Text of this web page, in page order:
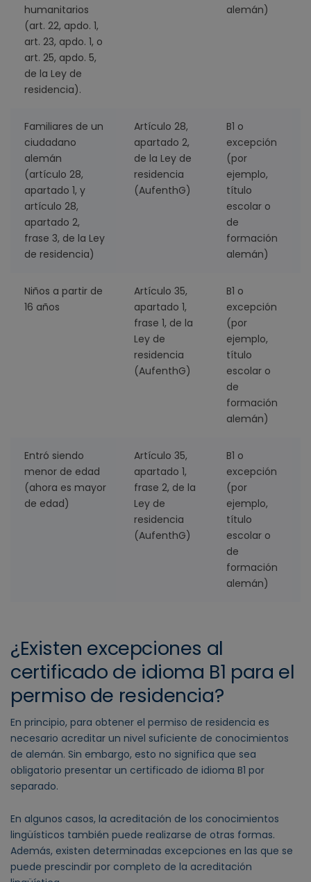
humanitarios
(art. 22, apdo. 1,
art. 23, apdo. 1, o
art. 25, apdo. 5,
de la Ley de
residencia).
alemán)
Familiares de un
ciudadano
alemán
(artículo 28,
apartado 1, y
artículo 28,
apartado 2,
frase 3, de la Ley
de residencia)
Artículo 28,
apartado 2,
de la Ley de
residencia
(AufenthG)
B1 o
excepción
(por
ejemplo,
título
escolar o
de
formación
alemán)
Niños a partir de
16 años
Artículo 35,
apartado 1,
frase 1, de la
Ley de
residencia
(AufenthG)
B1 o
excepción
(por
ejemplo,
título
escolar o
de
formación
alemán)
Entró siendo
menor de edad
(ahora es mayor
de edad)
Artículo 35,
apartado 1,
frase 2, de la
Ley de
residencia
(AufenthG)
B1 o
excepción
(por
ejemplo,
título
escolar o
de
formación
alemán)
¿Existen excepciones al
certificado de idioma B1 para el
permiso de residencia?
En principio, para obtener el permiso de residencia es
necesario acreditar un nivel suficiente de conocimientos
de alemán. Sin embargo, esto no significa que sea
obligatorio presentar un certificado de idioma B1 por
separado.
En algunos casos, la acreditación de los conocimientos
lingüísticos también puede realizarse de otras formas.
Además, existen determinadas excepciones en las que se
puede prescindir por completo de la acreditación